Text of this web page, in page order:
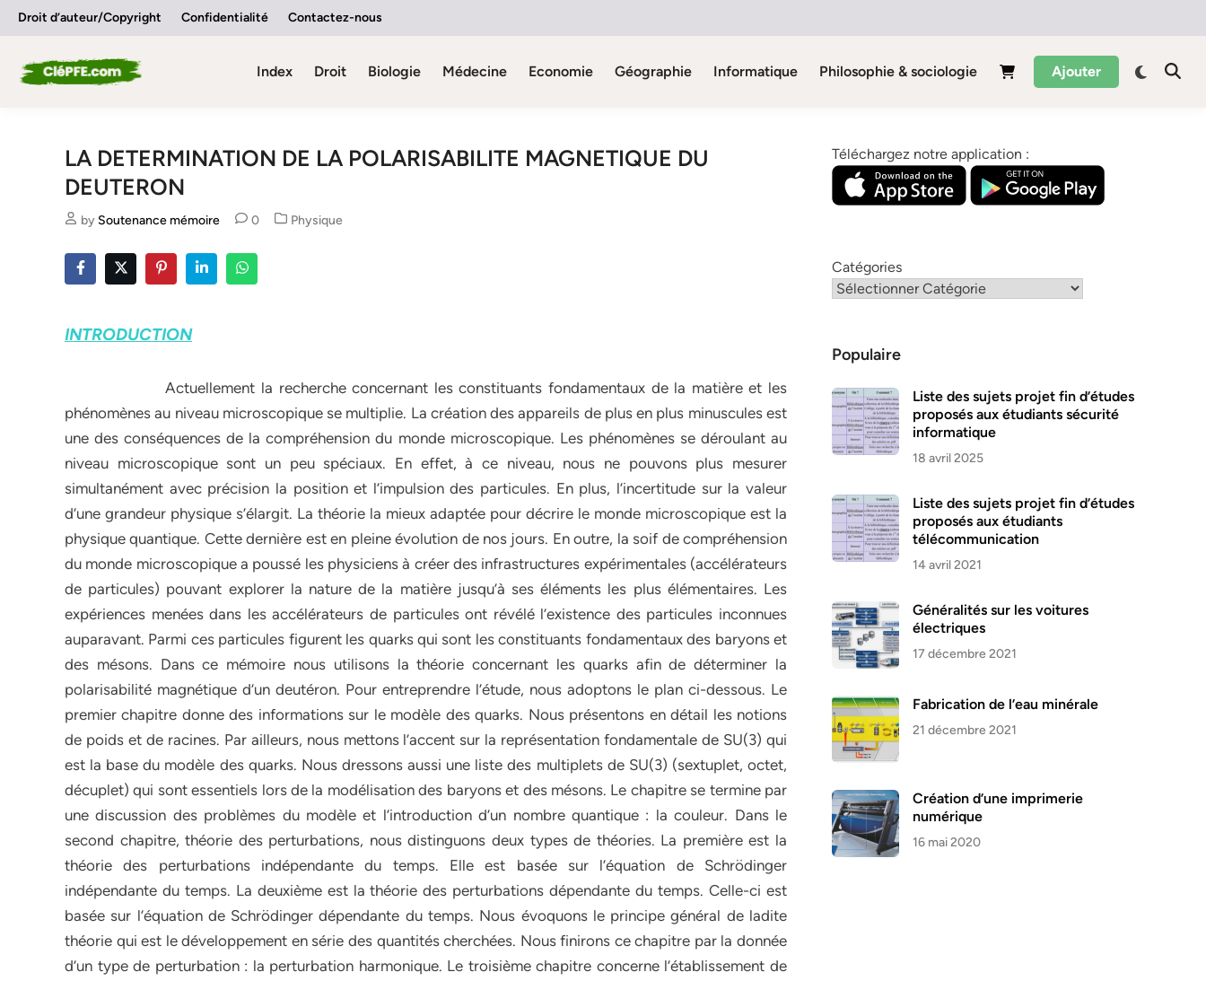
SkipDroit d’auteur/Copyright Confidentialité Contactez-nous
Index Droit Biologie Médecine Economie Géographie Informatique Philosophie & sociologie Ajouter
LA DETERMINATION DE LA POLARISABILITE MAGNETIQUE DU
DEUTERON
by Soutenance mémoire 0
Posted
Physique
INTRODUCTION
Actuellement la recherche concernant les constituants fondamentaux de la matière et les
phénomènes au niveau microscopique se multiplie. La création des appareils de plus en plus minuscules est
une des conséquences de la compréhension du monde microscopique. Les phénomènes se déroulant au
niveau microscopique sont un peu spéciaux. En effet, à ce niveau, nous ne pouvons plus mesurer
simultanément avec précision la position et l’impulsion des particules. En plus, l’incertitude sur la valeur
d’une grandeur physique s’élargit. La théorie la mieux adaptée pour décrire le monde microscopique est la
physique quantique. Cette dernière est en pleine évolution de nos jours. En outre, la soif de compréhension
du monde microscopique a poussé les physiciens à créer des infrastructures expérimentales (accélérateurs
de particules) pouvant explorer la nature de la matière jusqu’à ses éléments les plus élémentaires. Les
expériences menées dans les accélérateurs de particules ont révélé l’existence des particules inconnues
auparavant. Parmi ces particules figurent les quarks qui sont les constituants fondamentaux des baryons et
des mésons. Dans ce mémoire nous utilisons la théorie concernant les quarks afin de déterminer la
polarisabilité magnétique d’un deutéron. Pour entreprendre l’étude, nous adoptons le plan ci-dessous. Le
premier chapitre donne des informations sur le modèle des quarks. Nous présentons en détail les notions
de poids et de racines. Par ailleurs, nous mettons l’accent sur la représentation fondamentale de SU(3) qui
est la base du modèle des quarks. Nous dressons aussi une liste des multiplets de SU(3) (sextuplet, octet,
décuplet) qui sont essentiels lors de la modélisation des baryons et des mésons. Le chapitre se termine par
une discussion des problèmes du modèle et l’introduction d’un nombre quantique : la couleur. Dans le
second chapitre, théorie des perturbations, nous distinguons deux types de théories. La première est la
théorie des perturbations indépendante du temps. Elle est basée sur l’équation de Schrödinger
indépendante du temps. La deuxième est la théorie des perturbations dépendante du temps. Celle-ci est
basée sur l’équation de Schrödinger dépendante du temps. Nous évoquons le principe général de ladite
théorie qui est le développement en série des quantités cherchées. Nous finirons ce chapitre par la donnée
d’un type de perturbation : la perturbation harmonique. Le troisième chapitre concerne l’établissement de
Téléchargez notre application :
Catégories
Populaire
Liste des sujets projet fin d’études
proposés aux étudiants sécurité
informatique
18 avril 2025
Liste des sujets projet fin d’études
proposés aux étudiants
télécommunication
14 avril 2021
Généralités sur les voitures
électriques
17 décembre 2021
Fabrication de l’eau minérale
21 décembre 2021
Création d’une imprimerie
numérique
16 mai 2020